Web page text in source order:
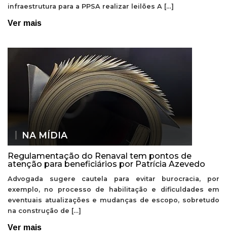
infraestrutura para a PPSA realizar leilões A […]
Ver mais
NA MÍDIA
Regulamentação do Renaval tem pontos de
atenção para beneficiários por Patrícia Azevedo
Advogada sugere cautela para evitar burocracia, por
exemplo, no processo de habilitação e dificuldades em
eventuais atualizações e mudanças de escopo, sobretudo
na construção de […]
Ver mais